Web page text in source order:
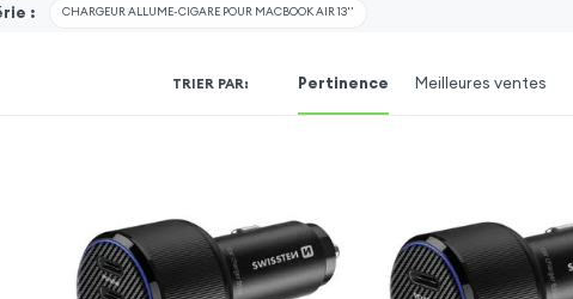
: CHARGEUR ALLUME-CIGARE POUR MACBOOK AIR 13''
TRIER PAR: Pertinence Meilleures ventes